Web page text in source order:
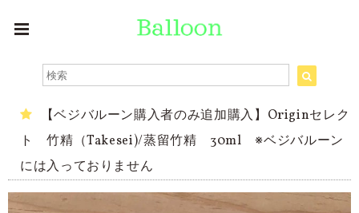
【ベジバルーン購入者のみ追加購入】Originセレク
ト 竹精（Takesei)/蒸留竹精 30ml ※ベジバルーン
には入っておりません